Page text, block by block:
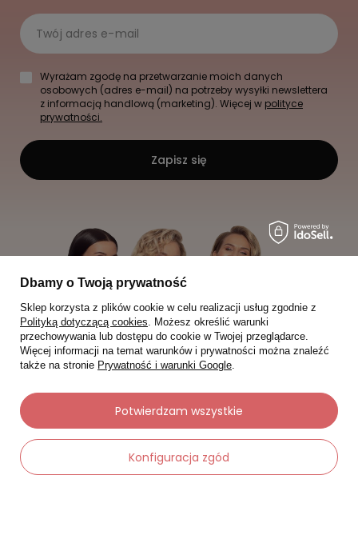
Twój adres e-mail
Wyrażam zgodę na przetwarzanie moich danych
osobowych (adres e-mail) na potrzeby wysyłki newslettera
z informacją handlową (marketing). Więcej w polityce
prywatności.
Zapisz się
Moje zamówienia
Dbamy o Twoją prywatność
Sklep korzysta z plików cookie w celu realizacji usług zgodnie z
Polityką dotyczącą cookies. Możesz określić warunki
przechowywania lub dostępu do cookie w Twojej przeglądarce.
Więcej informacji na temat warunków i prywatności można znaleźć
także na stronie Prywatność i warunki Google.
Konfiguracja zgód
Potwierdzam wszystkie